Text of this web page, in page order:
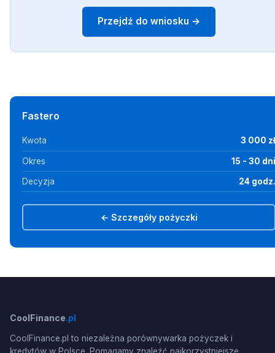
Przejdź do wniosku →
Fastero
Kwota 3 000 zł
Okres 15 - 30 dni
Decyzja 24 godz.
← Szczegóły pożyczki
CoolFinance.pl
CoolFinance.pl to niezależna porównywarka pożyczek i